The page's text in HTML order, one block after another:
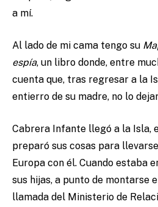
a mí.
Al lado de mi cama tengo su
espía, un libro donde, entre
cuenta que, tras regresar a la
entierro de su madre, no lo
Cabrera Infante llegó a la Isla,
preparó sus cosas para
Europa con él. Cuando estaba
sus hijas, a punto de montarse
llamada del Ministerio de